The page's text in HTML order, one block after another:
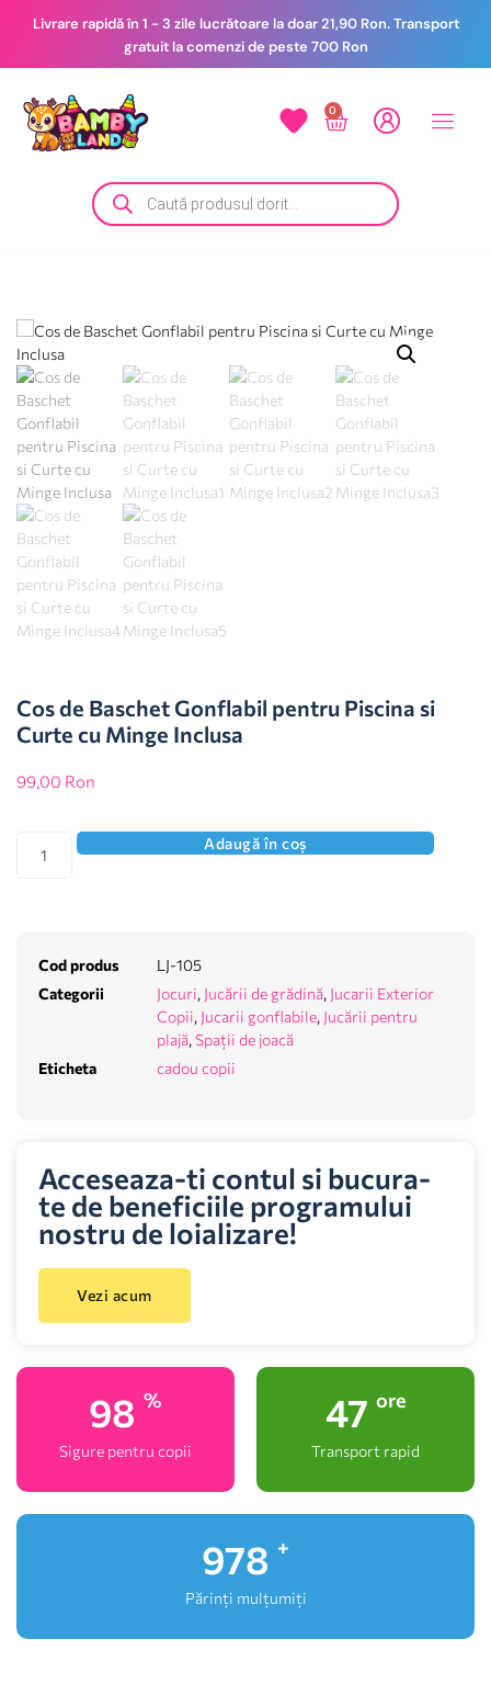
Livrare rapidă în 1 - 3 zile lucrătoare la doar 21,90 Ron. Transport
gratuit la comenzi de peste 700 Ron
0
Cos de Baschet Gonflabil pentru Piscina si
Curte cu Minge Inclusa
99,00 Ron
Adaugă în coș
Cod produs
LJ-105
Categorii
Jocuri, Jucării de grădină, Jucarii Exterior
Copii, Jucarii gonflabile, Jucării pentru
plajă, Spații de joacă
Eticheta
cadou copii
Acceseaza-ti contul si bucura-
te de beneficiile programului
nostru de loializare!
Vezi acum
100 %
Sigure pentru copii
48 ore
Transport rapid
1,000
Părinți mulțumiți